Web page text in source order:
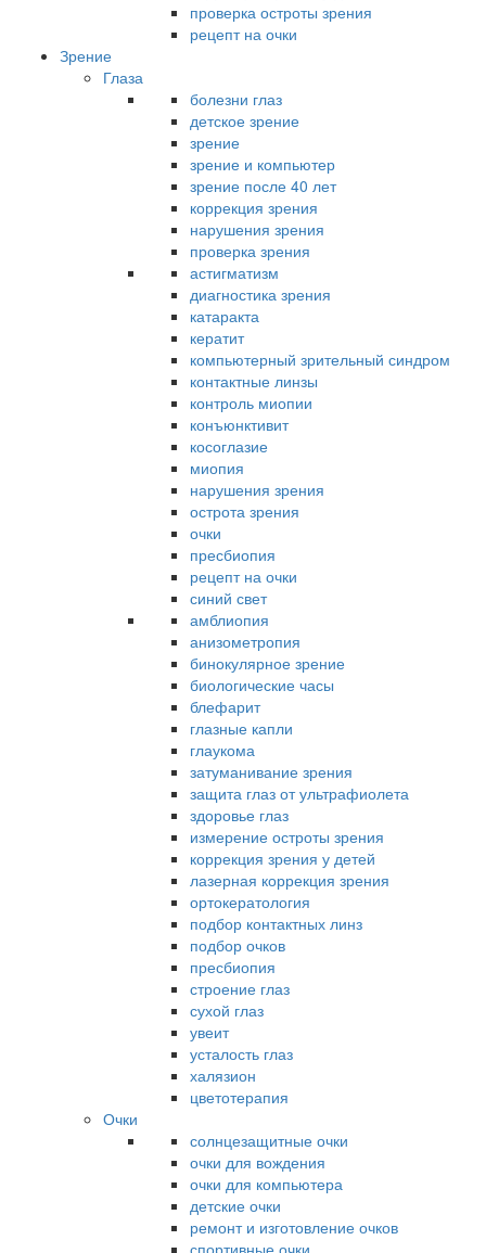
проверка остроты зрения
рецепт на очки
Зрение
Глаза
болезни глаз
детское зрение
зрение
зрение и компьютер
зрение после 40 лет
коррекция зрения
нарушения зрения
проверка зрения
астигматизм
диагностика зрения
катаракта
кератит
компьютерный зрительный синдром
контактные линзы
контроль миопии
конъюнктивит
косоглазие
миопия
нарушения зрения
острота зрения
очки
пресбиопия
рецепт на очки
синий свет
амблиопия
анизометропия
бинокулярное зрение
биологические часы
блефарит
глазные капли
глаукома
затуманивание зрения
защита глаз от ультрафиолета
здоровье глаз
измерение остроты зрения
коррекция зрения у детей
лазерная коррекция зрения
ортокератология
подбор контактных линз
подбор очков
пресбиопия
строение глаз
сухой глаз
увеит
усталость глаз
халязион
цветотерапия
Очки
солнцезащитные очки
очки для вождения
очки для компьютера
детские очки
ремонт и изготовление очков